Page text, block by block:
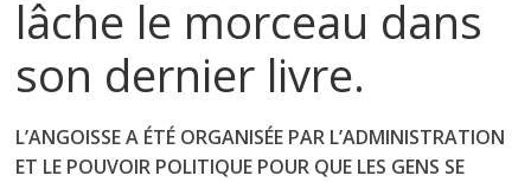
lâche le morceau dans
son dernier livre.
L’ANGOISSE A ÉTÉ ORGANISÉE PAR L’ADMINISTRATION
ET LE POUVOIR POLITIQUE POUR QUE LES GENS SE